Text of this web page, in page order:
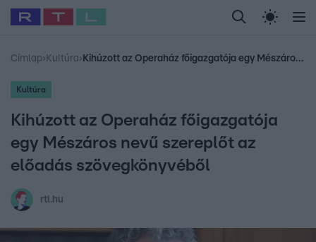
Legfrissebb RTL Híradó Randi Celeb vagyok,
Babits Marcella Most Wanted Gallusz
Címlap› Kultúra› Kihúzott az Operaház főigazgatója egy Mészáros nevű szereplőt az előadás szövegkönyvéből
Kultúra
Kihúzott az Operaház főigazgatója
egy Mészáros nevű szereplőt az
előadás szövegkönyvéből
rtl.hu